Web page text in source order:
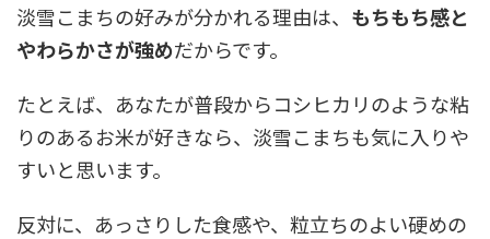
淡雪こまちの好みが分かれる理由は、 もちもち感と
やわらかさが強めだからです。
たとえば、あなたが普段からコシヒカリのような粘
りのあるお米が好きなら、淡雪こまちも気に入りや
すいと思います。
反対に、あっさりした食感や、粒立ちのよい硬めの